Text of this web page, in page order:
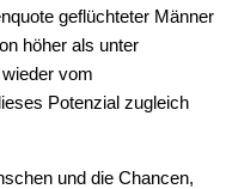
geflüchteter Männer
höher als unter
vom
Potenzial zugleich
und die Chancen,